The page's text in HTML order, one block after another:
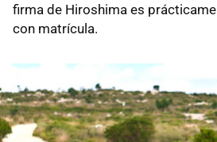
firma de Hiroshima es
con matrícula.